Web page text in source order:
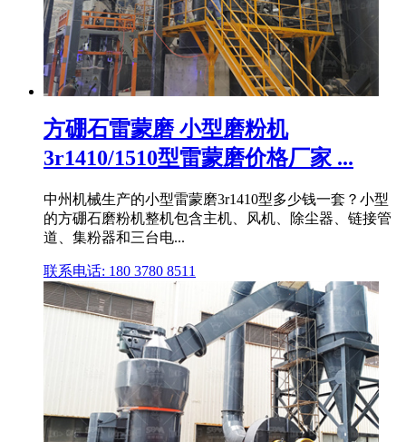
方硼石雷蒙磨 小型磨粉机
3r1410/1510型雷蒙磨价格厂家 ...
中州机械生产的小型雷蒙磨3r1410型多少钱一套？小型
的方硼石磨粉机整机包含主机、风机、除尘器、链接管
道、集粉器和三台电...
联系电话: 180 3780 8511